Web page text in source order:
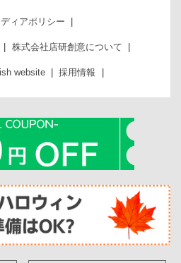
ィアポリシー
株式会社店研創意について
website 採用情報